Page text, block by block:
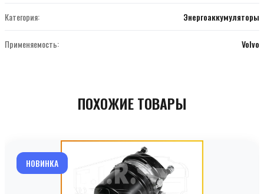
Категория: Энергоаккумуляторы
Применяемость: Volvo
ПОХОЖИЕ ТОВАРЫ
НОВИНКА